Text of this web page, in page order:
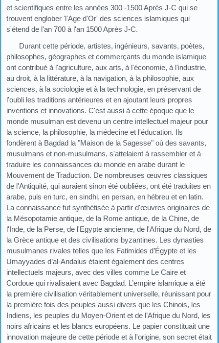
et scientifiques entre les années 300 -1500 Après J-C qui se
trouvent englober 'l'Age d'Or' des sciences islamiques qui
s'étend de l'an 700 à l'an 1500 Après J-C.
Durant cette période, artistes, ingénieurs, savants, poètes,
philosophes, géographes et commerçants du monde islamique
ont contribué à l'agriculture, aux arts, à l'économie, à l'industrie,
au droit, à la littérature, à la navigation, à la philosophie, aux
sciences, à la sociologie et à la technologie, en préservant de
l'oubli les traditions antérieures et en ajoutant leurs propres
inventions et innovations. C'est aussi à cette époque que le
monde musulman est devenu un centre intellectuel majeur pour
la science, la philosophie, la médecine et l'éducation. Ils
fondèrent à Bagdad la "Maison de la Sagesse" où des savants,
musulmans et non-musulmans, s'attelaient à rassembler et à
traduire les connaissances du monde en arabe durant le
Mouvement de Traduction. De nombreuses œuvres classiques
de l'Antiquité, qui auraient sinon été oubliées, ont été traduites en
arabe, puis en turc, en sindhi, en persan, en hébreu et en latin.
La connaissance fut synthétisée à partir d'œuvres originaires de
la Mésopotamie antique, de la Rome antique, de la Chine, de
l'Inde, de la Perse, de l'Egypte ancienne, de l'Afrique du Nord, de
la Grèce antique et des civilisations byzantines. Les dynasties
musulmanes rivales telles que les Fatimides d’Égypte et les
Umayyades d’al-Andalus étaient également des centres
intellectuels majeurs, avec des villes comme Le Caire et
Cordoue qui rivalisaient avec Bagdad. L’empire islamique a été
la première civilisation véritablement universelle, réunissant pour
la première fois des peuples aussi divers que les Chinois, les
Indiens, les peuples du Moyen-Orient et de l’Afrique du Nord, les
noirs africains et les blancs européens. Le papier constituait une
innovation majeure de cette période et à l'origine, son secret était